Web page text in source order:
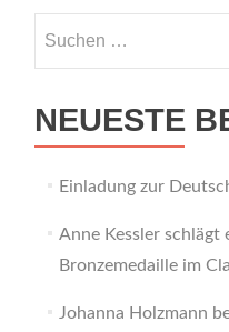
NEUESTE
Einladung zur
Anne Kessler
Bronzemedaille im
Johanna Holzmann